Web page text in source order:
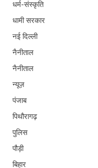
धर्म-संस्कृति
धामी सरकार
नई दिल्ली
नैनीताल
नैनीताल
न्यूज़
पंजाब
पिथौरागढ़
पुलिस
पौड़ी
बिहार